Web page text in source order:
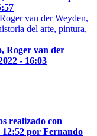
Roger van der
- 16:03
realizado con
12:52 por Fernando